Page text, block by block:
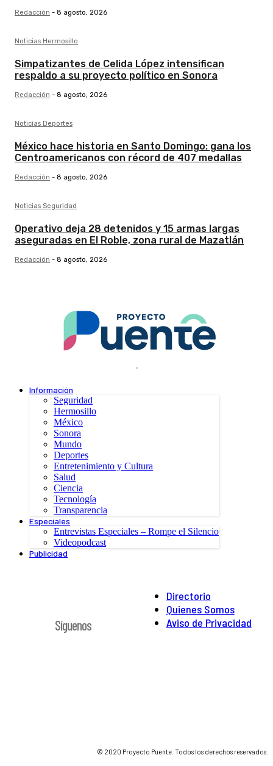
Redacción - 8 agosto, 2026
Noticias Hermosillo
Simpatizantes de Celida López intensifican
respaldo a su proyecto político en Sonora
Redacción - 8 agosto, 2026
Noticias Deportes
México hace historia en Santo Domingo: gana los
Centroamericanos con récord de 407 medallas
Redacción - 8 agosto, 2026
Noticias Seguridad
Operativo deja 28 detenidos y 15 armas largas
aseguradas en El Roble, zona rural de Mazatlán
Redacción - 8 agosto, 2026
.
Información
Seguridad
Hermosillo
México
Sonora
Mundo
Deportes
Entretenimiento y Cultura
Salud
Ciencia
Tecnología
Transparencia
Especiales
Entrevistas Especiales – Rompe el Silencio
Videopodcast
Publicidad
Directorio
Quienes Somos
Aviso de Privacidad
Síguenos
© 2020 Proyecto Puente. Todos los derechos reservados.